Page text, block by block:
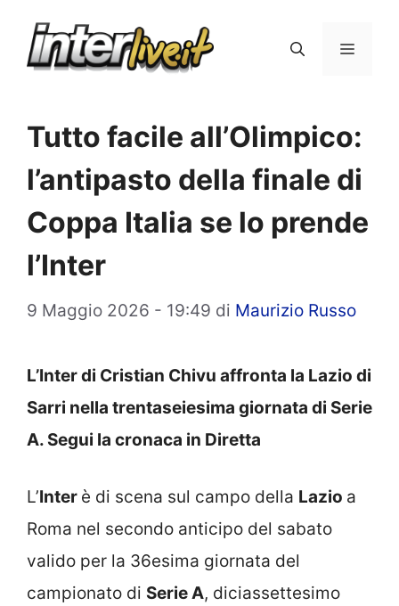
Menu
Tutto facile all’Olimpico:
l’antipasto della finale di
Coppa Italia se lo prende
l’Inter
9 Maggio 2026 - 19:49 di Maurizio Russo
L’Inter di Cristian Chivu affronta la Lazio di
Sarri nella trentaseiesima giornata di Serie
A. Segui la cronaca in Diretta
L’Inter è di scena sul campo della Lazio a
Roma nel secondo anticipo del sabato
valido per la 36esima giornata del
campionato di Serie A, diciassettesimo